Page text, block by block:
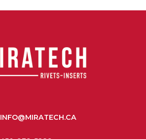
INFO@MIRATECH.CA